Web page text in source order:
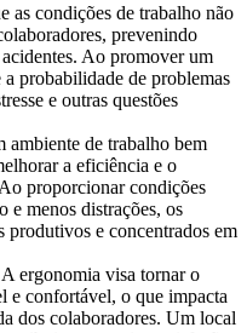
as condições de trabalho não
prevenindo
Ao promover um
probabilidade de problemas
e outras questões
de trabalho bem
a eficiência e o
proporcionar condições
menos distrações, os
produtivos e concentrados em
ergonomia visa tornar o
e confortável, o que impacta
dos colaboradores. Um local